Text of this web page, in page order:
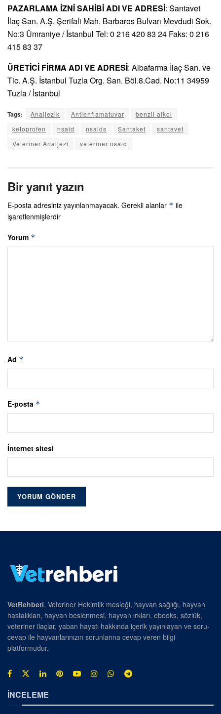
PAZARLAMA İZNİ SAHİBİ ADI VE ADRESİ: Santavet
İlaç San. A.Ş. Şerifali Mah. Barbaros Bulvarı Mevdudi Sok.
No:3 Ümraniye / İstanbul Tel: 0 216 420 83 24 Faks: 0 216
415 83 37
ÜRETİCİ FİRMA ADI VE ADRESİ: Albafarma İlaç San. ve
Tic. A.Ş. İstanbul Tuzla Org. San. Böl.8.Cad. No:11 34959
Tuzla / İstanbul
Tags: Analjezik Antienflamatuvar
benzil alkol
ketoprofen
nsaid nsaids Santaket
santavet
Veteriner Analjezi
veteriner nsaid
Bir yanıt yazın
E-posta adresiniz yayınlanmayacak. Gerekli alanlar * ile
işaretlenmişlerdir
Yorum *
Ad *
E-posta *
İnternet sitesi
VetRehberi, Veteriner Hekimlik mesleği, hayvan sağlığı, hayvan
hastalıkları, hayvan beslenmesi, hayvan ırkları, ebooks, sözlük,
veteriner ilaçlar, yaban hayatı hakkında içerik yayınlayan ve soru-
cevap ile hayvanlarınızın sorunlarına cevap veren bilgi
platformudur.
İNCELEME